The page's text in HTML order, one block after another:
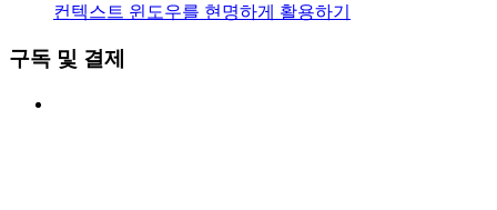
컨텍스트 윈도우를 현명하게 활용하기
구독 및 결제